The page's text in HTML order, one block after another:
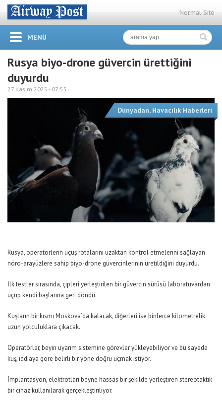
Normal Site
MENÜ
Rusya biyo-drone güvercin ürettiğini
duyurdu
27 Kasım 2025 - 07:55
Dünyadan, Havacılık Haberleri
Rusya, operatörlerin uçuş rotalarını uzaktan kontrol etmelerini sağlayan
nöro-arayüzlere sahip biyo-drone güvercinlerinin üretildiğini duyurdu.
İlk testler sırasında, çipleri yerleştirilen bir güvercin sürüsü laboratuvardan
uçup kendi başlarına geri döndü.
Kuşların bir kısmı Moskova’da kalacak, diğerleri ise binlerce kilometrelik
uzun yolculuklara çıkacak.
Operatörler, beyin uyarım sistemine görevler yükleyebiliyor ve bu sayede
kuş, iddiaya göre belirli bir yöne doğru uçmak istiyor.
İmplantasyon, elektrotları beyne hassas bir şekilde yerleştiren stereotaktik
bir cihaz kullanılarak gerçekleştiriliyor.